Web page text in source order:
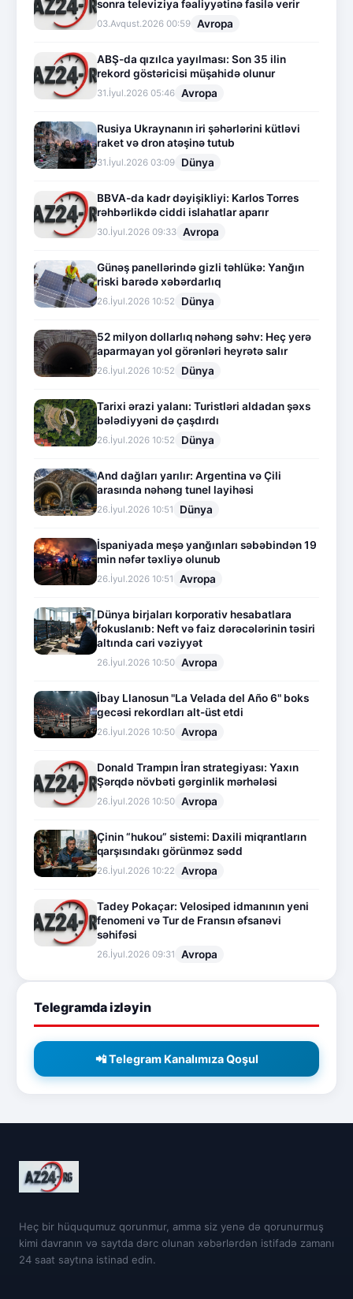
sonra televiziya fəaliyyətinə fasilə verir
03.Avqust.2026 00:59 Avropa
ABŞ-da qızılca yayılması: Son 35 ilin
rekord göstəricisi müşahidə olunur
31.İyul.2026 05:46 Avropa
Rusiya Ukraynanın iri şəhərlərini kütləvi
raket və dron atəşinə tutub
31.İyul.2026 03:09 Dünya
BBVA-da kadr dəyişikliyi: Karlos Torres
rəhbərlikdə ciddi islahatlar aparır
30.İyul.2026 09:33 Avropa
Günəş panellərində gizli təhlükə: Yanğın
riski barədə xəbərdarlıq
26.İyul.2026 10:52 Dünya
52 milyon dollarlıq nəhəng səhv: Heç yerə
aparmayan yol görənləri heyrətə salır
26.İyul.2026 10:52 Dünya
Tarixi ərazi yalanı: Turistləri aldadan şəxs
bələdiyyəni də çaşdırdı
26.İyul.2026 10:52 Dünya
And dağları yarılır: Argentina və Çili
arasında nəhəng tunel layihəsi
26.İyul.2026 10:51 Dünya
İspaniyada meşə yanğınları səbəbindən 19
min nəfər təxliyə olunub
26.İyul.2026 10:51 Avropa
Dünya birjaları korporativ hesabatlara
fokuslanıb: Neft və faiz dərəcələrinin təsiri
altında cari vəziyyət
26.İyul.2026 10:50 Avropa
İbay Llanosun "La Velada del Año 6" boks
gecəsi rekordları alt-üst etdi
26.İyul.2026 10:50 Avropa
Donald Trampın İran strategiyası: Yaxın
Şərqdə növbəti gərginlik mərhələsi
26.İyul.2026 10:50 Avropa
Çinin “hukou” sistemi: Daxili miqrantların
qarşısındakı görünməz sədd
26.İyul.2026 10:22 Avropa
Tadey Pokaçar: Velosiped idmanının yeni
fenomeni və Tur de Fransın əfsanəvi
səhifəsi
26.İyul.2026 09:31 Avropa
Telegramda izləyin
📲 Telegram Kanalımıza Qoşul
Heç bir hüququmuz qorunmur, amma siz yenə də qorunurmuş
kimi davranın və saytda dərc olunan xəbərlərdən istifadə zamanı
24 saat saytına istinad edin.